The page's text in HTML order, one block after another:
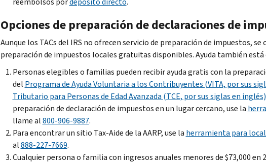
Opciones de preparación de declaraciones de
Aunque los TACs del IRS no ofrecen servicio de preparación de impuestos,
preparación de impuestos locales gratuitas disponibles. Ayuda también
Personas elegibles o familias pueden recibir ayuda gratis con la
del Programa de Ayuda Voluntaria a los Contribuyentes (VITA, por sus
Tributario para Personas de Edad Avanzada (TCE, por sus siglas en inglés)
preparación de declaración de impuestos en un lugar cercano, use la
llame al800-906-9887.
Para encontrar un sitio Tax-Aide de la AARP, use la herramienta para
al888-227-7669.
Cualquier persona o familia con ingresos anuales menores de $73,000 en